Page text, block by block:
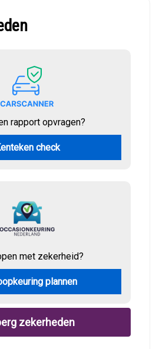
rapport opvragen?
check
met zekerheid?
plannen
zekerheden